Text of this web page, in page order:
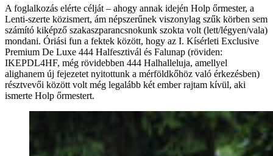
A foglalkozás elérte célját – ahogy annak idején Holp őrmester, a
Lenti-szerte közismert, ám népszerűnek viszonylag szűk körben sem
számító kiképző szakaszparancsnokunk szokta volt (lett/légyen/vala)
mondani. Óriási fun a fektek között, hogy az I. Kísérleti Exclusive
Premium De Luxe 444 Halfesztivál és Falunap (röviden:
IKEPDL4HF, még rövidebben 444 Halhalleluja, amellyel
alighanem új fejezetet nyitottunk a mérföldkőhöz való érkezésben)
résztvevői között volt még legalább két ember rajtam kívül, aki
ismerte Holp őrmestert.